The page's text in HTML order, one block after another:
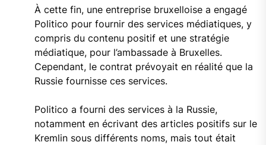
À cette fin, une entreprise bruxelloise a engagé
Politico pour fournir des services médiatiques, y
compris du contenu positif et une stratégie
médiatique, pour l’ambassade à Bruxelles.
Cependant, le contrat prévoyait en réalité que la
Russie fournisse ces services.
Politico a fourni des services à la Russie,
notamment en écrivant des articles positifs sur le
Kremlin sous différents noms, mais tout était